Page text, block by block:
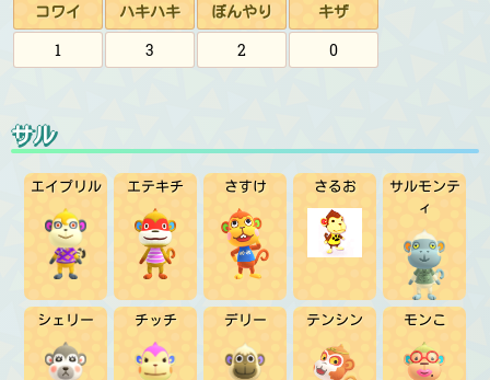
コワイ
ハキハキ ぼんやり
キザ
1
3 2 0
サル
エイプリル エテキチ さすけ さるお
サルモンテ
ィ
シェリー チッチ デリー テンシン モンこ